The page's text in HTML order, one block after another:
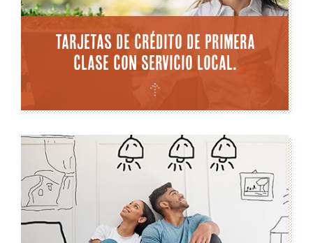
Tarjetas de crédito de primera
clase con servicio local.